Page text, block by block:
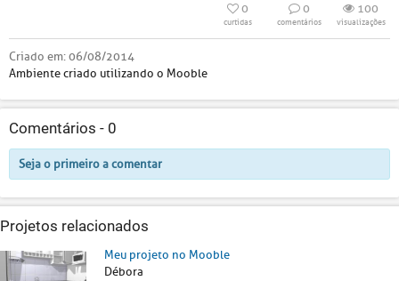
0
curtidas
0
comentários
100
visualizações
Criado em:06/08/2014
Ambiente criado utilizando o Mooble
Comentários - 0
Seja o primeiro a comentar
Projetos relacionados
Meu projeto no Mooble
Débora